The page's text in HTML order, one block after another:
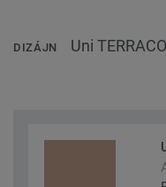
DIZÁJN Uni